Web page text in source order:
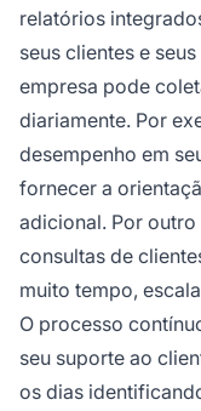
relatórios
seus clientes e
empresa pode
diariamente. Por
desempenho em
fornecer a
adicional. Por
consultas de
muito tempo,
O processo
seu suporte ao
os dias